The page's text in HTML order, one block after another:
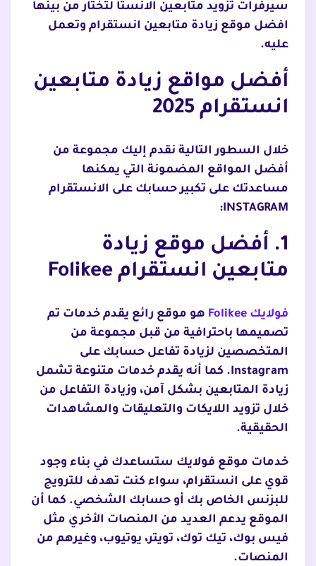
سيرفرات تزويد متابعين الانستا لتختار من بينها
افضل موقع زيادة متابعين انستقرام وتعمل
عليه.
أفضل مواقع زيادة متابعين
انستقرام 2025
خلال السطور التالية نقدم إليك مجموعة من
أفضل المواقع المضمونة التي يمكنها
مساعدتك على تكبير حسابك على الانستقرام
INSTAGRAM:
1. أفضل موقع زيادة
متابعين انستقرام Folikee
فولايك Folikee
هو موقع رائع يقدم خدمات تم
تصميمها باحترافية من قبل مجموعة من
المتخصصين لزيادة تفاعل حسابك على
Instagram. كما أنه يقدم خدمات متنوعة تشمل
زيادة المتابعين بشكل آمن، وزيادة التفاعل من
خلال تزويد اللايكات والتعليقات والمشاهدات
الحقيقية.
خدمات موقع فولايك ستساعدك في بناء وجود
قوي على انستقرام، سواء كنت تهدف للترويج
للبزنس الخاص بك أو حسابك الشخصي. كما أن
الموقع يدعم العديد من المنصات الأخري مثل
فيس بوك، تيك توك، تويتر، يوتيوب، وغيرهم من
المنصات.